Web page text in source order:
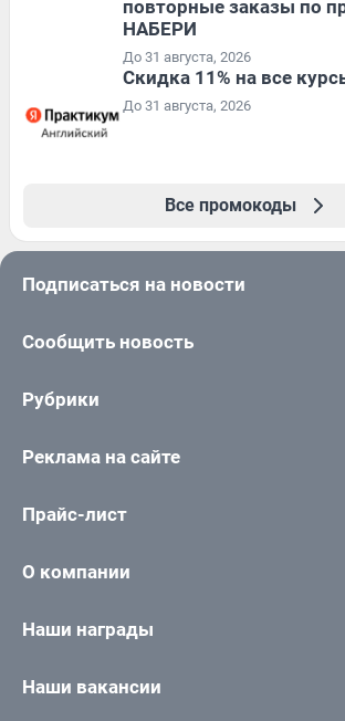
повторные заказы по
НАБЕРИ
До 31 августа, 2026
Скидка 11% на все
До 31 августа, 2026
Все промокоды
Подписаться на новости
Сообщить новость
Рубрики
Реклама на сайте
Прайс-лист
О компании
Наши награды
Наши вакансии